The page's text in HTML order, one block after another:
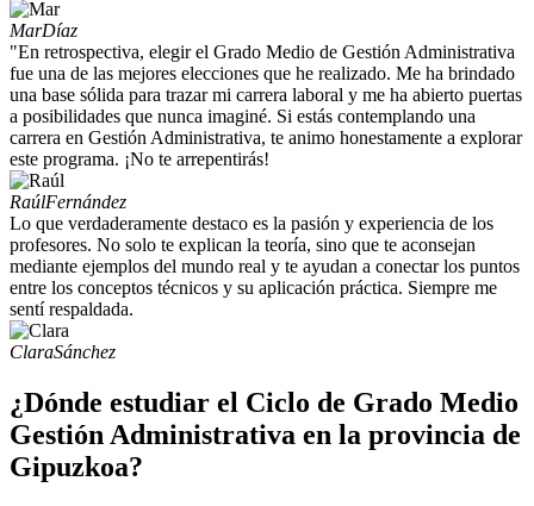
MarDíaz
"En retrospectiva, elegir el Grado Medio de Gestión Administrativa
fue una de las mejores elecciones que he realizado. Me ha brindado
una base sólida para trazar mi carrera laboral y me ha abierto puertas
a posibilidades que nunca imaginé. Si estás contemplando una
carrera en Gestión Administrativa, te animo honestamente a explorar
este programa. ¡No te arrepentirás!
RaúlFernández
Lo que verdaderamente destaco es la pasión y experiencia de los
profesores. No solo te explican la teoría, sino que te aconsejan
mediante ejemplos del mundo real y te ayudan a conectar los puntos
entre los conceptos técnicos y su aplicación práctica. Siempre me
sentí respaldada.
ClaraSánchez
¿Dónde estudiar el Ciclo de Grado Medio
Gestión Administrativa en la provincia de
Gipuzkoa?